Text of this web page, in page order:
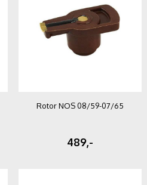
Rotor NOS 08/59-07/65
489,-